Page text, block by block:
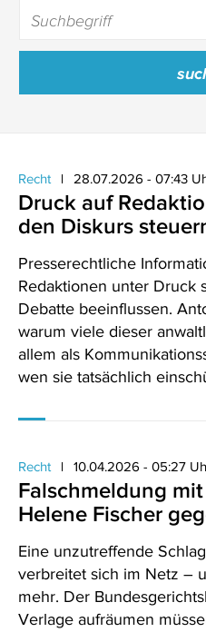
Recht 28.07.2026 - 07:43
Druck auf
den Diskurs
Presserechtliche
Redaktionen unter Druck
Debatte beeinflussen.
warum viele dieser
allem als
wen sie tatsächlich
Recht 10.04.2026 - 05:27
Falschmeldung
Helene Fischer
Eine unzutreffende
verbreitet sich im Netz –
mehr. Der
Verlage aufräumen